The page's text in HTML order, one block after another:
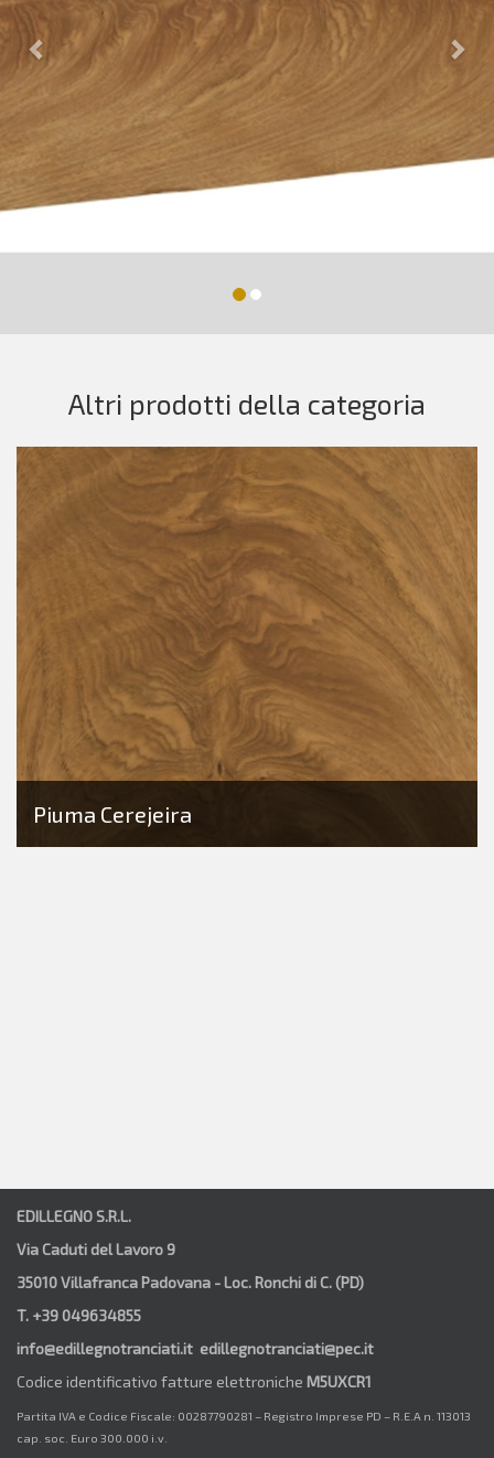
Altri prodotti della categoria
Piuma Cerejeira
EDILLEGNO S.R.L.
Via Caduti del Lavoro 9
35010 Villafranca Padovana - Loc. Ronchi di C. (PD)
T. +39 049634855
info@edillegnotranciati.it edillegnotranciati@pec.it
Codice identificativo fatture elettroniche M5UXCR1
Partita IVA e Codice Fiscale: 00287790281 – Registro Imprese PD – R.E.A n. 113013
cap. soc. Euro 300.000 i.v.